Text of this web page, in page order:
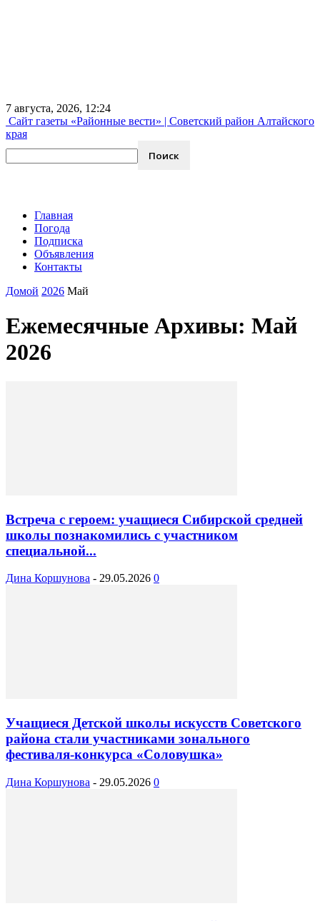
7 августа, 2026, 12:24
Сайт газеты «Районные вести» | Советский район Алтайского
края
Главная
Погода
Подписка
Объявления
Контакты
Домой 2026 Май
Ежемесячные Архивы: Май
2026
Встреча с героем: учащиеся Сибирской средней
школы познакомились с участником
специальной...
Дина Коршунова - 29.05.2026 0
Учащиеся Детской школы искусств Советского
района стали участниками зонального
фестиваля-конкурса «Соловушка»
Дина Коршунова - 29.05.2026 0